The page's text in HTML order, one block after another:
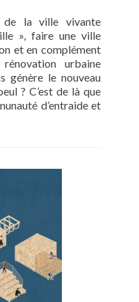
de la ville vivante
», faire une ville
et en complément
urbaine
génère le nouveau
? C’est de là que
d’entraide et